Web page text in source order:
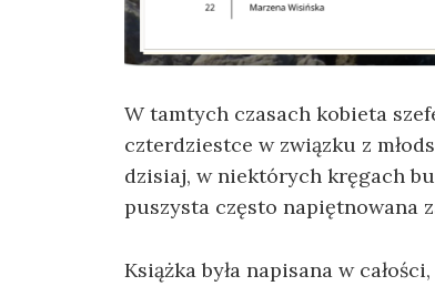
W tamtych czasach kobieta
czterdziestce w związku z
dzisiaj, w niektórych kręgach
puszysta często napiętnowana
Książka była napisana w